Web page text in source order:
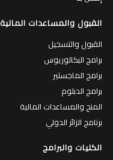
القبول والمساعدات المالية
القبول والتسجيل
برامج البكالوريوس
برامج الماجستير
برامج الدبلوم
المنح والمساعدات المالية
برنامج الزائر الدولي
الكليات والبرامج